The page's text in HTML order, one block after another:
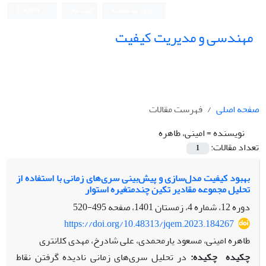
مهندسی و مدیریت کیفیت
صفحه اصلی
فهرست مقالات
نویسنده =امینی، طاهره
تعداد مقالات:
1
بهبود کیفیت مدل‌سازی و پیش‌بینی سری‌های زمانی با استفاده از
تحلیل مجموعه مقادیر تکین چندمتغیره استوار
دوره 12، شماره 4، زمستان 1401، صفحه
495-520
https://doi.org/10.48313/jqem.2023.184267
طاهره امینی، مسعود یارمحمدی، علی شادرخ، مهدی کلانتری
چکیده چکیده: در تحلیل سری‌های زمانی نادیده گرفتن نقاط